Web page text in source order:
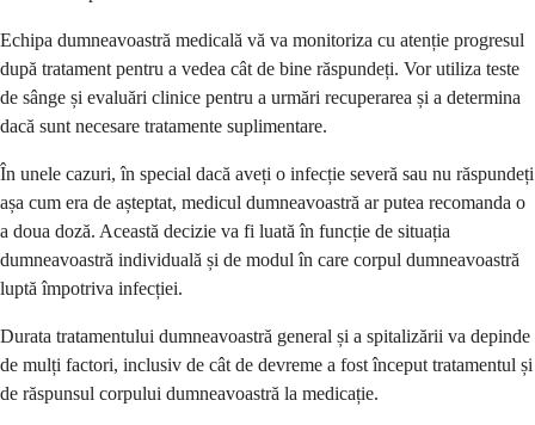
Echipa dumneavoastră medicală vă va monitoriza cu atenție progresul
după tratament pentru a vedea cât de bine răspundeți. Vor utiliza teste
de sânge și evaluări clinice pentru a urmări recuperarea și a determina
dacă sunt necesare tratamente suplimentare.
În unele cazuri, în special dacă aveți o infecție severă sau nu răspundeți
așa cum era de așteptat, medicul dumneavoastră ar putea recomanda o
a doua doză. Această decizie va fi luată în funcție de situația
dumneavoastră individuală și de modul în care corpul dumneavoastră
luptă împotriva infecției.
Durata tratamentului dumneavoastră general și a spitalizării va depinde
de mulți factori, inclusiv de cât de devreme a fost început tratamentul și
de răspunsul corpului dumneavoastră la medicație.